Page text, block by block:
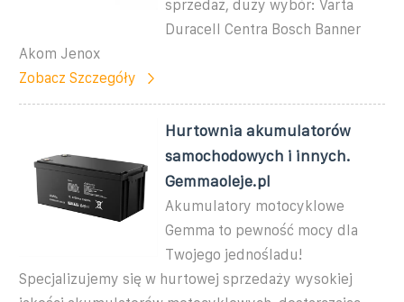
sprzedaż, duży wybór: Varta
Duracell Centra Bosch Banner
Akom Jenox
Zobacz Szczegóły
Hurtownia akumulatorów
samochodowych i innych.
Gemmaoleje.pl
Akumulatory motocyklowe
Gemma to pewność mocy dla
Twojego jednośladu!
Specjalizujemy się w hurtowej sprzedaży wysokiej